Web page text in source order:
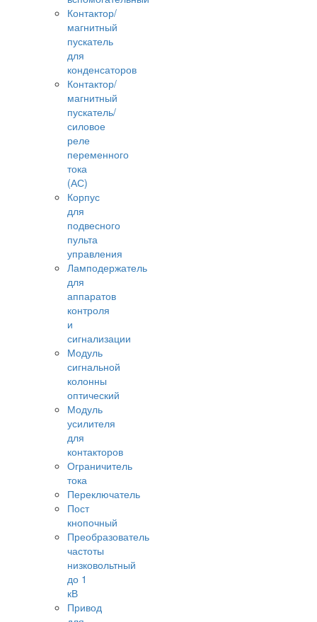
Контактор/
магнитный
пускатель
для
конденсаторов
Контактор/
магнитный
пускатель/
силовое
реле
переменного
тока
(АС)
Корпус
для
подвесного
пульта
управления
Ламподержатель
для
аппаратов
контроля
и
сигнализации
Модуль
сигнальной
колонны
оптический
Модуль
усилителя
для
контакторов
Ограничитель
тока
Переключатель
Пост
кнопочный
Преобразователь
частоты
низковольтный
до 1
кВ
Привод